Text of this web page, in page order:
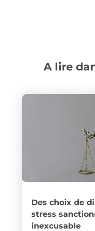
A lire
Des choix de
stress
inexcusable